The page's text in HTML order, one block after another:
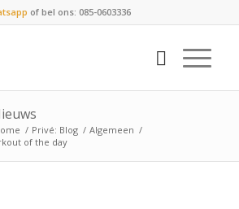
of bel ons: 085-0603336
/ Privé: Blog / Algemeen /
of the day